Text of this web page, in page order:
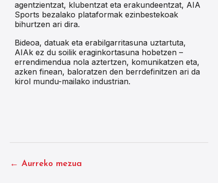
agentzientzat, klubentzat eta erakundeentzat, AIA
Sports bezalako plataformak ezinbestekoak
bihurtzen ari dira.
Bideoa, datuak eta erabilgarritasuna uztartuta,
AIAk ez du soilik eraginkortasuna hobetzen –
errendimendua nola aztertzen, komunikatzen eta,
azken finean, baloratzen den berrdefinitzen ari da
kirol mundu-mailako industrian.
← Aurreko mezua